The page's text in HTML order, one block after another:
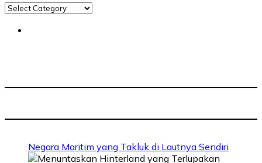
Negara Maritim yang Takluk di Lautnya Sendiri